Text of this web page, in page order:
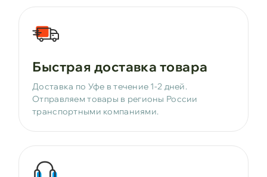
Быстрая доставка товара
Доставка по Уфе в течение 1-2 дней.
Отправляем товары в регионы России
транспортными компаниями.